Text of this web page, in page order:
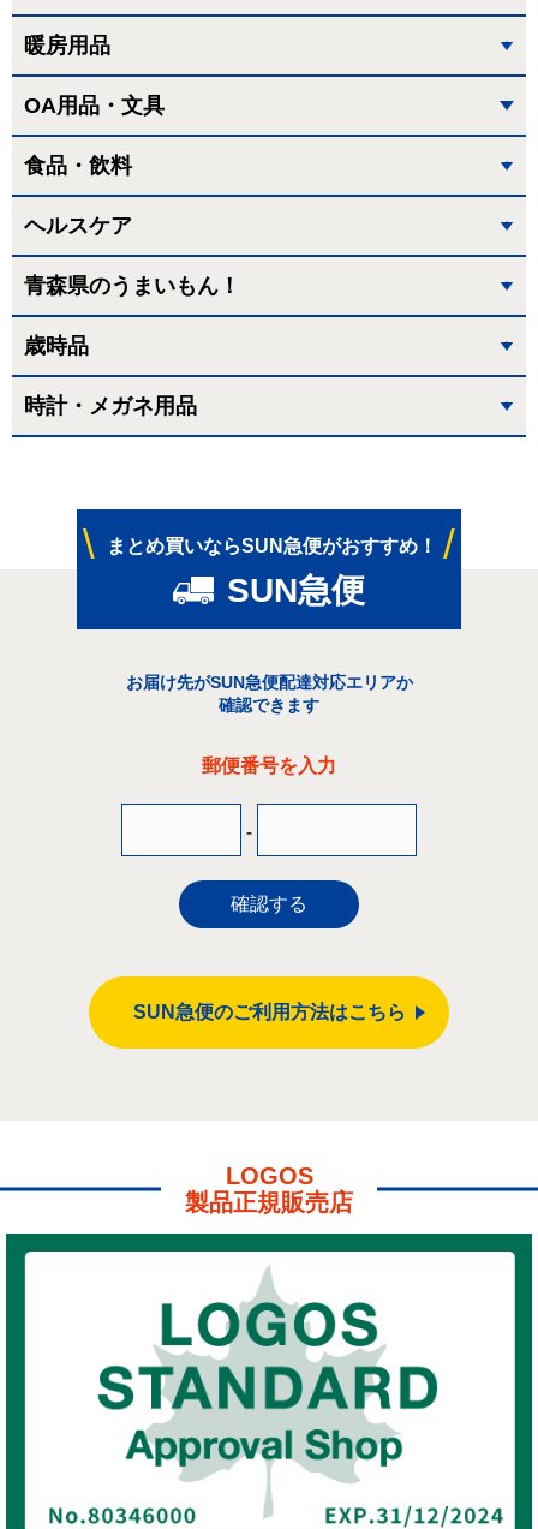
暖房用品
OA用品・文具
食品・飲料
ヘルスケア
青森県のうまいもん！
歳時品
時計・メガネ用品
まとめ買いならSUN急便がおすすめ！
SUN急便
お届け先がSUN急便配達対応エリアか
確認できます
郵便番号を入力
-
確認する
SUN急便のご利用方法はこちら
LOGOS
製品正規販売店